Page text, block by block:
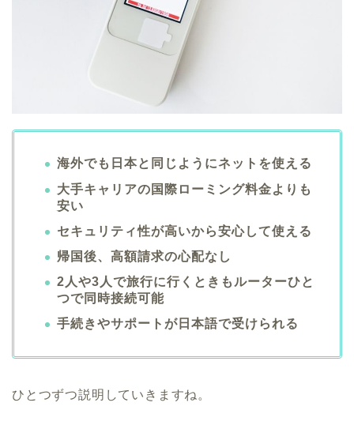
海外でも日本と同じようにネットを使える
大手キャリアの国際ローミング料金よりも
安い
セキュリティ性が高いから安心して使える
帰国後、高額請求の心配なし
2人や3人で旅行に行くときもルーターひと
つで同時接続可能
手続きやサポートが日本語で受けられる
ひとつずつ説明していきますね。